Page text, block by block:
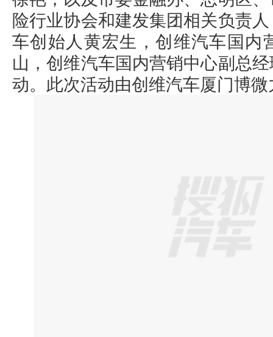
险行业协会和建发集团相关负责
车创始人黄宏生，创维汽车国内
山，创维汽车国内营销中心副总
动。此次活动由创维汽车厦门博